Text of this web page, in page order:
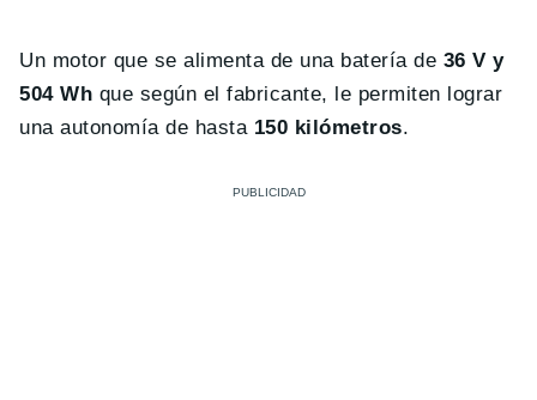
Un motor que se alimenta de una batería de 36 V y
504 Wh que según el fabricante, le permiten lograr
una autonomía de hasta 150 kilómetros.